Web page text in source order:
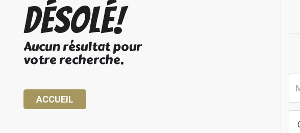
Désolé!
Aucun résultat pour
votre recherche.
ACCUEIL